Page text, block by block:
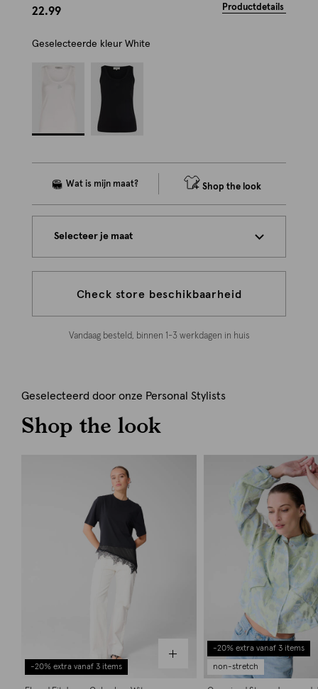
22.99 Productdetails
Geselecteerde kleur White
Shop the look
Selecteer je maat
Check store beschikbaarheid
Vandaag besteld, binnen 1-3 werkdagen in huis
Geselecteerd door onze Personal Stylists
Shop the look
-20% extra vanaf 3 items
-20% extra vanaf 3 items
non-stretch